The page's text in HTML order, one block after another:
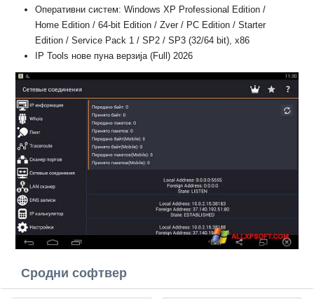
Оперативни систем: Windows XP Professional Edition /
Home Edition / 64-bit Edition / Zver / PC Edition / Starter
Edition / Service Pack 1 / SP2 / SP3 (32/64 bit), x86
IP Tools нове пуна верзија (Full) 2026
Сродни софтвер